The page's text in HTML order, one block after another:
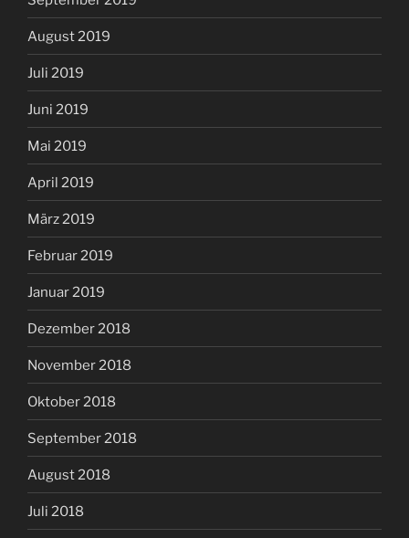
August 2019
Juli 2019
Juni 2019
Mai 2019
April 2019
März 2019
Februar 2019
Januar 2019
Dezember 2018
November 2018
Oktober 2018
September 2018
August 2018
Juli 2018